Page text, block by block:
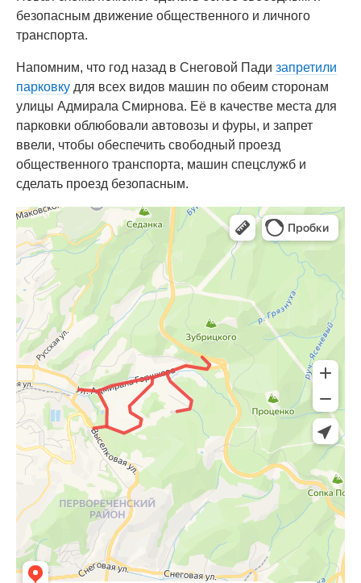
безопасным движение общественного и личного
транспорта.
Напомним, что год назад в Снеговой Пади запретили
парковку для всех видов машин по обеим сторонам
улицы Адмирала Смирнова. Её в качестве места для
парковки облюбовали автовозы и фуры, и запрет
ввели, чтобы обеспечить свободный проезд
общественного транспорта, машин спецслужб и
сделать проезд безопасным.